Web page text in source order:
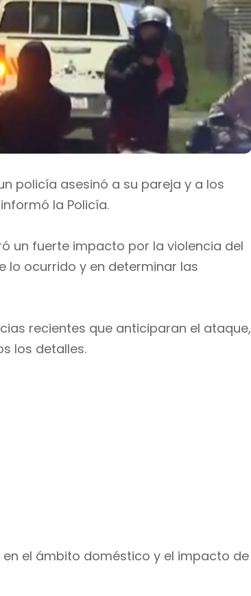
policía asesinó a su pareja y a los
la Policía.
un fuerte impacto por la violencia del
lo ocurrido y en determinar las
recientes que anticiparan el ataque,
los detalles.
el ámbito doméstico y el impacto de